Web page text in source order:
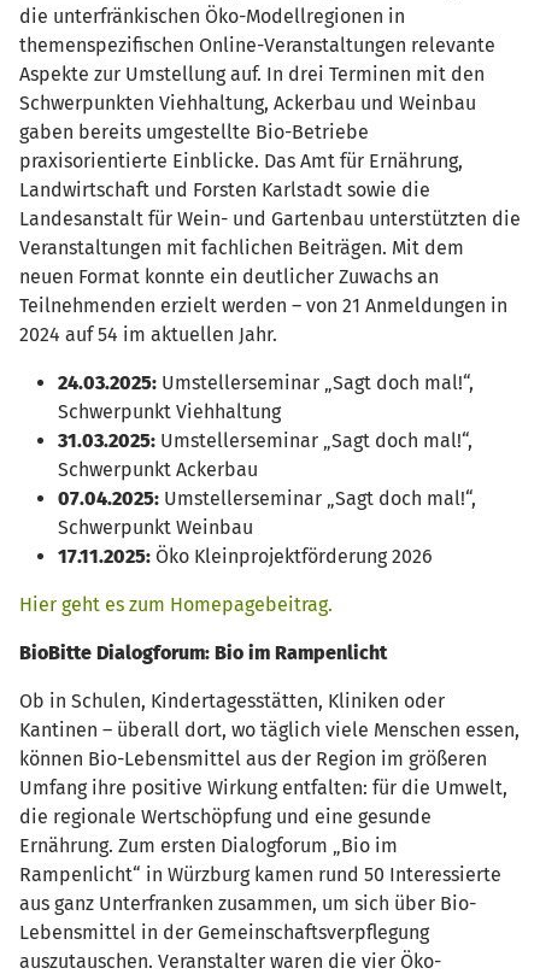
die unterfränkischen Öko-Modellregionen in
themenspezifischen Online-Veranstaltungen relevante
Aspekte zur Umstellung auf. In drei Terminen mit den
Schwerpunkten Viehhaltung, Ackerbau und Weinbau
gaben bereits umgestellte Bio-Betriebe
praxisorientierte Einblicke. Das Amt für Ernährung,
Landwirtschaft und Forsten Karlstadt sowie die
Landesanstalt für Wein- und Gartenbau unterstützten die
Veranstaltungen mit fachlichen Beiträgen. Mit dem
neuen Format konnte ein deutlicher Zuwachs an
Teilnehmenden erzielt werden – von 21 Anmeldungen in
2024 auf 54 im aktuellen Jahr.
24.03.2025: Umstellerseminar „Sagt doch mal!“,
Schwerpunkt Viehhaltung
31.03.2025: Umstellerseminar „Sagt doch mal!“,
Schwerpunkt Ackerbau
07.04.2025: Umstellerseminar „Sagt doch mal!“,
Schwerpunkt Weinbau
17.11.2025: Öko Kleinprojektförderung 2026
Hier geht es zum Homepagebeitrag.
BioBitte Dialogforum: Bio im Rampenlicht
Ob in Schulen, Kindertagesstätten, Kliniken oder
Kantinen – überall dort, wo täglich viele Menschen essen,
können Bio-Lebensmittel aus der Region im größeren
Umfang ihre positive Wirkung entfalten: für die Umwelt,
die regionale Wertschöpfung und eine gesunde
Ernährung. Zum ersten Dialogforum „Bio im
Rampenlicht“ in Würzburg kamen rund 50 Interessierte
aus ganz Unterfranken zusammen, um sich über Bio-
Lebensmittel in der Gemeinschaftsverpflegung
auszutauschen. Veranstalter waren die vier Öko-